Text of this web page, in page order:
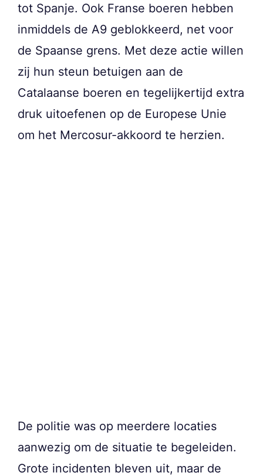
tot Spanje. Ook Franse boeren hebben
inmiddels de A9 geblokkeerd, net voor
de Spaanse grens. Met deze actie willen
zij hun steun betuigen aan de
Catalaanse boeren en tegelijkertijd extra
druk uitoefenen op de Europese Unie
om het Mercosur-akkoord te herzien.
De politie was op meerdere locaties
aanwezig om de situatie te begeleiden.
Grote incidenten bleven uit, maar de